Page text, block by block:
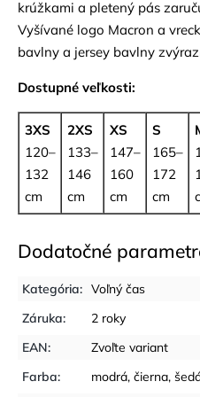
krúžkami a pletený pás
Vyšívané logo Macron a
bavlny a jersey bavlny
Dostupné veľkosti:
3XS
120–
132
cm
2XS
133–
146
cm
XS
147–
160
cm
S
165–
172
cm
Dodatočné
Kategória: Voľný čas
Záruka:
2 roky
EAN:
Zvoľte variant
Farba: modrá, čierna,